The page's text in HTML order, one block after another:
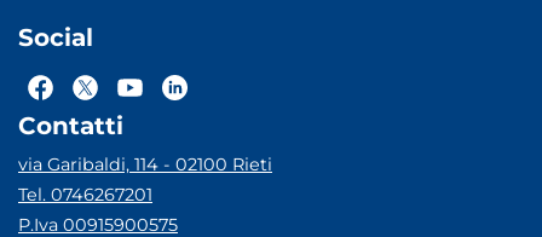
Social
Contatti
via Garibaldi, 114 - 02100 Rieti
Tel. 0746267201
P.Iva 00915900575